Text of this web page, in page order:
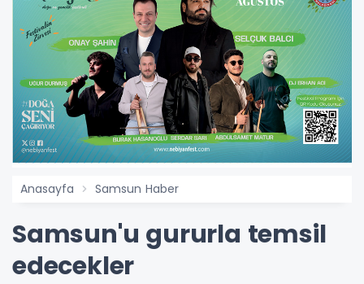
Anasayfa Samsun Haber
​​​​​​​Samsun'u gururla temsil
edecekler